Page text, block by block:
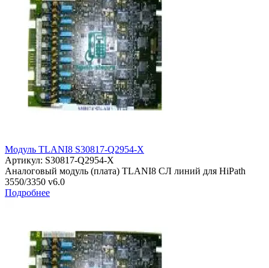
Модуль TLANI8 S30817-Q2954-X
Артикул: S30817-Q2954-X
Аналоговый модуль (плата) TLANI8 СЛ линий для HiPath
3550/3350 v6.0
Подробнее